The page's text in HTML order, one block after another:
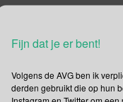
Fijn dat je er bent!
Volgens de AVG ben ik
derden gebruikt die op hun
Instagram en Twitter om
van Barbie.
maart 1959. Vandaar
van een